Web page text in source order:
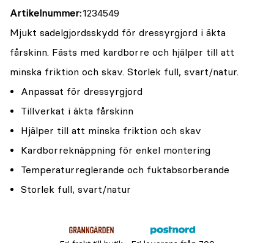
Artikelnummer 1234549
Mjukt sadelgjordsskydd för dressyrgjord i äkta
fårskinn. Fästs med kardborre och hjälper till att
minska friktion och skav. Storlek full, svart/natur.
Anpassat för dressyrgjord
Tillverkat i äkta fårskinn
Hjälper till att minska friktion och skav
Kardborreknäppning för enkel montering
Temperaturreglerande och fuktabsorberande
Storlek full, svart/natur